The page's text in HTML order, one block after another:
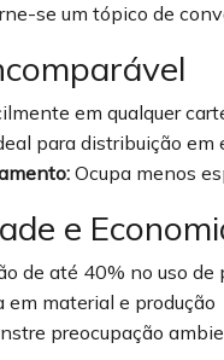
se um tópico de
em qualquer
para distribuição em
Ocupa menos
e
de até 40% no uso
em material e produção
preocupação